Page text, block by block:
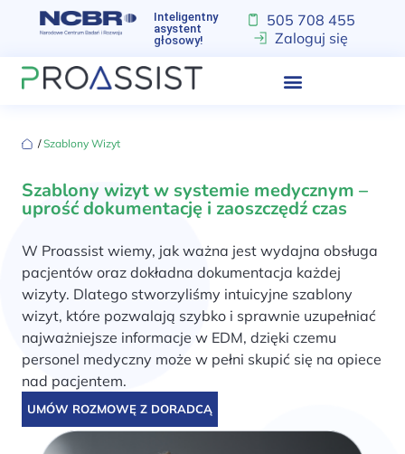
Inteligentny
asystent
głosowy!
505 708 455
Zaloguj się
‏‏‎ ‎/‏‏‎ ‎Szablony Wizyt
Szablony wizyt w systemie medycznym –
uprość dokumentację i zaoszczędź czas
W Proassist wiemy, jak ważna jest wydajna obsługa
pacjentów oraz dokładna dokumentacja każdej
wizyty. Dlatego stworzyliśmy intuicyjne szablony
wizyt, które pozwalają szybko i sprawnie uzupełniać
najważniejsze informacje w EDM, dzięki czemu
personel medyczny może w pełni skupić się na opiece
nad pacjentem.
UMÓW ROZMOWĘ Z DORADCĄ